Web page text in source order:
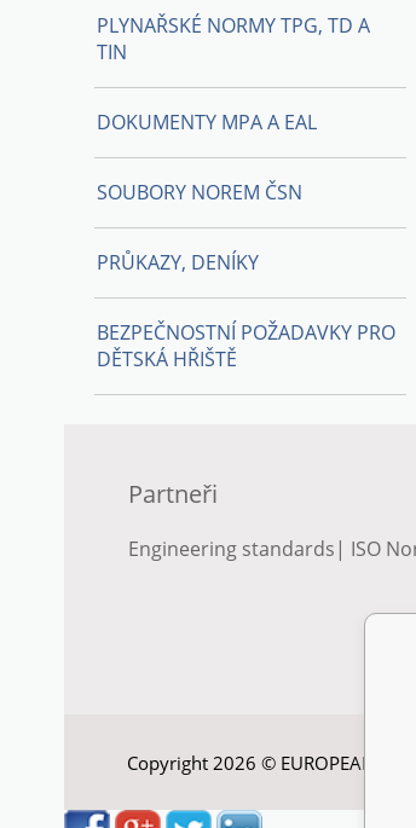
PLYNAŘSKÉ NORMY TPG, TD A
TIN
DOKUMENTY MPA A EAL
SOUBORY NOREM ČSN
PRŮKAZY, DENÍKY
BEZPEČNOSTNÍ POŽADAVKY PRO
DĚTSKÁ HŘIŠTĚ
Partneři
Engineering standards | ISO
Copyright 2026 © EUROPEAN